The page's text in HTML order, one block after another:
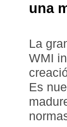
una
La
WMI
Es